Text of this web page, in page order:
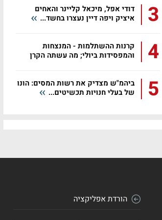
3
דודי אפל, מיכאל קליינר והאחים
איציק ויפה דיין נעצרו בחשד...
4
קרנות ההשתלמות - המנצחות
והמפסידות ביולי; מה עשתה הקרן
5
ביהמ"ש מצדיק את רשות המסים: הונו
של בעלי חנויות תכשיטים...
הורדת אפליקציה